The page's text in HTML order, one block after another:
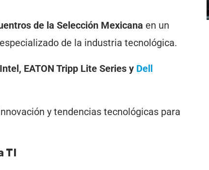
de la Selección Mexicana en un
de la industria tecnológica.
EATON Tripp Lite Series y Dell
y tendencias tecnológicas para
TI